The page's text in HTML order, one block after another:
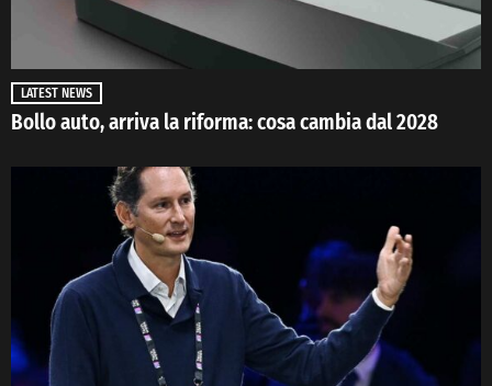
LATEST NEWS
Bollo auto, arriva la riforma: cosa cambia dal 2028